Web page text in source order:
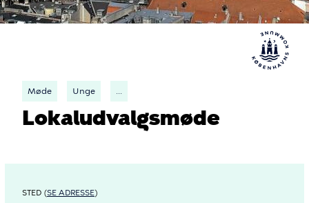
Møde Unge ...
Lokaludvalgsmøde
STED (SE ADRESSE)